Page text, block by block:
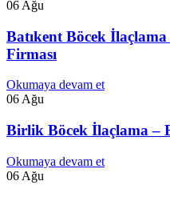
06 Ağu
Batıkent Böcek
Firması
Okumaya devam et
06 Ağu
Birlik Böcek İlaçlama –
Okumaya devam et
06 Ağu